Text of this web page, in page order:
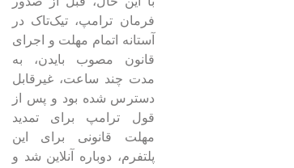
فرمان ترامپ، تیک‌تاک در
آستانه اتمام مهلت و اجرای
قانون مصوب بایدن، به
مدت چند ساعت، غیرقابل
دسترس شده بود و پس از
قول ترامپ برای تمدید
مهلت قانونی برای این
پلتفرم، دوباره آنلاین شد و